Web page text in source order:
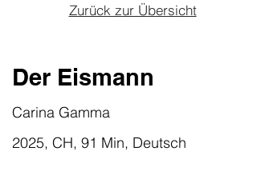
Zurück zur Übersicht
Der Eismann
Carina Gamma
2025, CH, 91 Min, Deutsch